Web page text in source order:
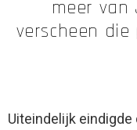
meer van
verscheen
Uiteindelijk